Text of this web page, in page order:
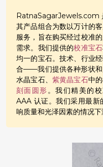
RatnaSagarJewels.com
其产品组合为数以万计的
服务，旨在购买经过校准
需求。我们提供的校准宝石
均一的宝石。技术、行业
合——我们提供各种形状和
水晶宝石、 紫黄晶宝石中
刻面圆形。我们精美的
AAA 认证。我们采用最
响质量和光泽因素的情况下